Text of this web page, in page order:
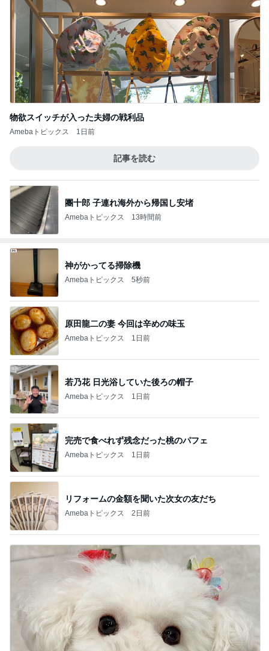
物欲スイッチが入った夫婦の戦利品
Amebaトピックス 1日前
記事を読む
團十郎 子連れ海外から帰国し安堵
Amebaトピックス 13時間前
神がかってる掃除機
Amebaトピックス 5秒前
原田龍二の妻 今回は辛めの味玉
Amebaトピックス 1日前
若乃花 日光浴していた後ろの帽子
Amebaトピックス 1日前
完売で食べれず残念だった桃のパフェ
Amebaトピックス 1日前
リフォームの金額を聞いた次女の友だち
Amebaトピックス 2日前